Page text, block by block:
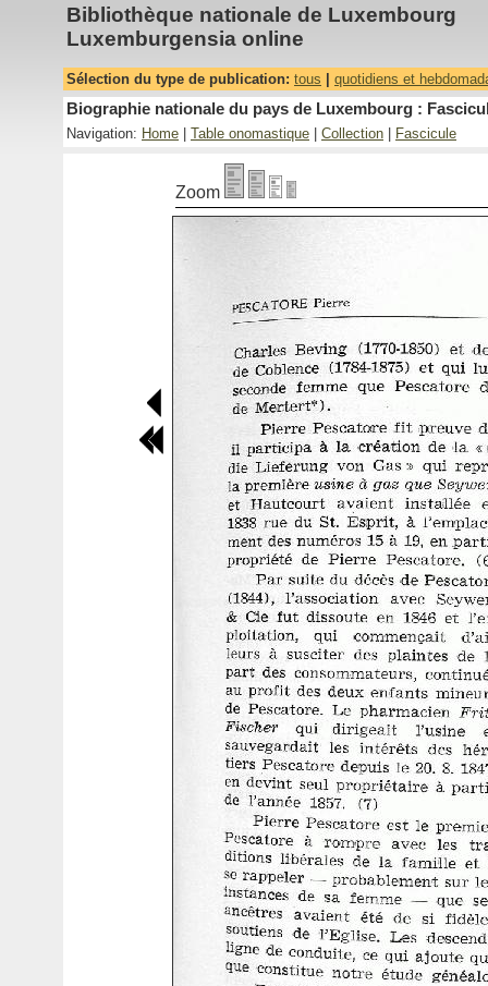
Bibliothèque nationale de Luxembourg
Luxemburgensia online
Sélection du type de publication: tous quotidiens et
Biographie nationale du pays de Luxembourg :
Navigation: Home Table onomastique Collection Fascicule
Zoom